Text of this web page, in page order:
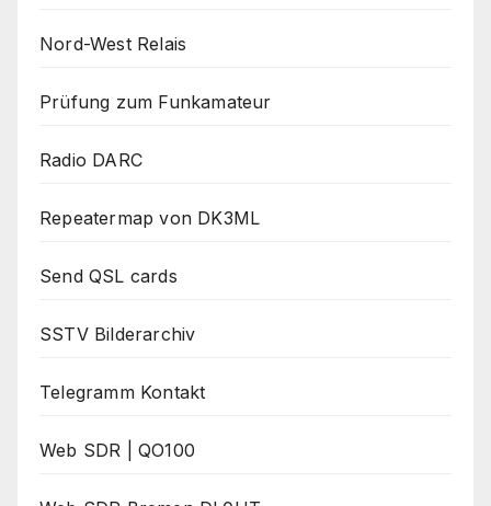
Nord-West Relais
Prüfung zum Funkamateur
Radio DARC
Repeatermap von DK3ML
Send QSL cards
SSTV Bilderarchiv
Telegramm Kontakt
Web SDR | QO100